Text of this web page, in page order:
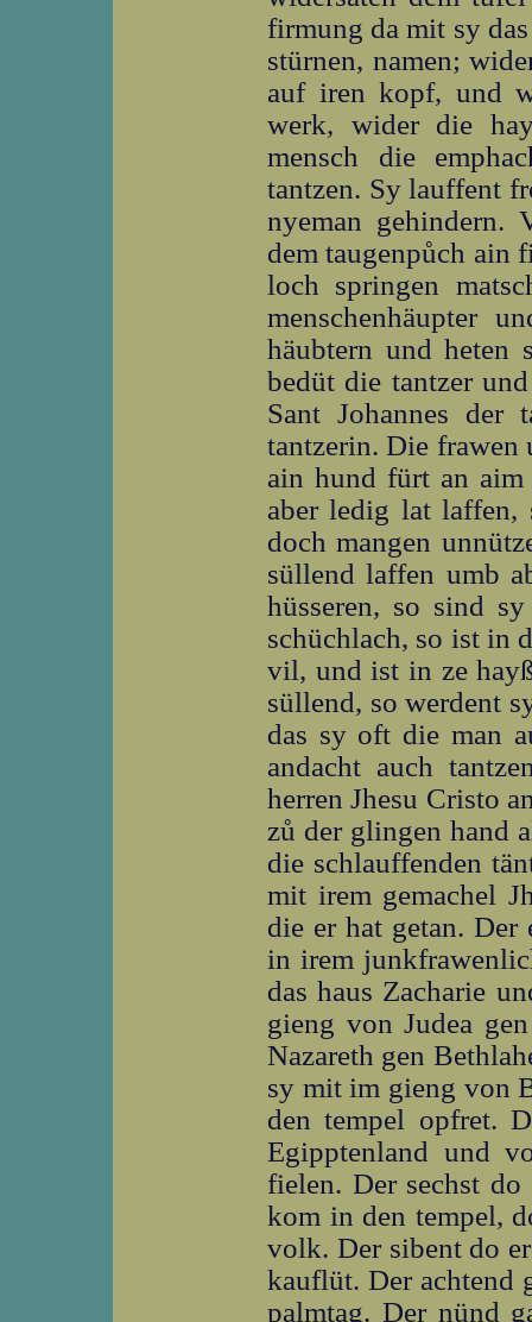
firmung da mit sy
stürnen, namen;
auf iren kopf, und
werk, wider die
mensch die
tantzen. Sy lauffent
nyeman gehindern.
dem taugenpůch ain
loch springen
menschenhäupter
häubtern und heten
bedüt die tantzer
Sant Johannes der
tantzerin. Die frawen
ain hund fürt an
aber ledig lat
doch mangen
süllend laffen umb
hüsseren, so sind
schüchlach, so ist in
vil, und ist in ze
süllend, so werdent
das sy oft die man
andacht auch
herren Jhesu Cristo
zů der glingen hand
die schlauffenden
mit irem gemachel
die er hat getan.
in irem
das haus Zacharie
gieng von Judea
Nazareth gen
sy mit im gieng von
den tempel opfret.
Egipptenland und
fielen. Der sechst
kom in den tempel,
volk. Der sibent do
kauflüt. Der achtend
palmtag. Der nünd